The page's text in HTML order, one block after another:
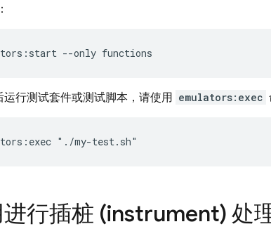
--only functions
行测试套件或测试脚本，请使用 emulators:exec
"./my-test.sh"
行插桩 (instrument) 处